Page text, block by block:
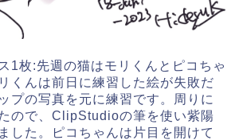
1枚:先週の猫はモリくんとピコちゃ
くんは前日に練習した絵が失敗だ
プの写真を元に練習です。周りに
ので、ClipStudioの筆を使い紫陽
した。ピコちゃんは片目を開けて